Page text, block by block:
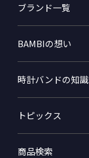
ブランド一覧
BAMBIの想い
時計バンドの知識
トピックス
商品検索